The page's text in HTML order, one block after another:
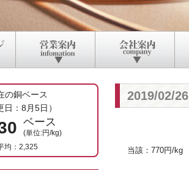
2019/02/
当該：770円/kg
の銅ベース
日：8月5日）
ベース
(単位:円/kg)
均：2,325